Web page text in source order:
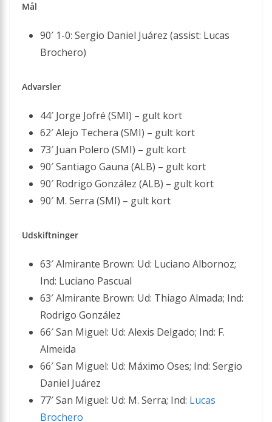
Mål
90′ 1-0: Sergio Daniel Juárez (assist: Lucas
Brochero)
Advarsler
44′ Jorge Jofré (SMI) – gult kort
62′ Alejo Techera (SMI) – gult kort
73′ Juan Polero (SMI) – gult kort
90′ Santiago Gauna (ALB) – gult kort
90′ Rodrigo González (ALB) – gult kort
90′ M. Serra (SMI) – gult kort
Udskiftninger
63′ Almirante Brown: Ud: Luciano Albornoz;
Ind: Luciano Pascual
63′ Almirante Brown: Ud: Thiago Almada; Ind:
Rodrigo González
66′ San Miguel: Ud: Alexis Delgado; Ind: F.
Almeida
66′ San Miguel: Ud: Máximo Oses; Ind: Sergio
Daniel Juárez
77′ San Miguel: Ud: M. Serra; Ind: Lucas
Brochero